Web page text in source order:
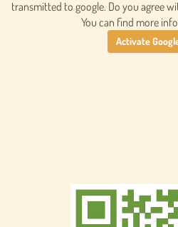
transmitted to google. Do you agree
You can find more